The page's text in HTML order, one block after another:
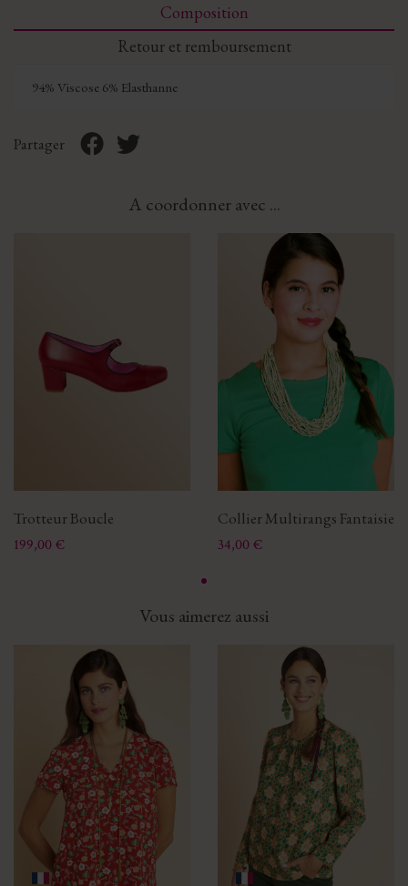
Composition
Retour et remboursement
94% Viscose 6% Elasthanne
Partager
A coordonner avec ...
Trotteur Boucle
Prix
199,00 €
Collier Multirangs Fantaisie
Prix
34,00 €
Vous aimerez aussi